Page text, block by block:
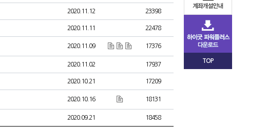
2020.11.12 23398
2020.11.11 22478
2020.11.09 17376
2020.11.02 17937
2020.10.21 17209
2020.10.16 18131
2020.09.21 18458
TOP